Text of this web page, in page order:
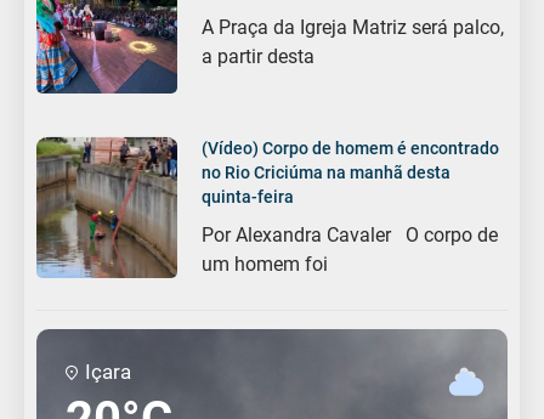
A Praça da Igreja Matriz será palco,
a partir desta
(Vídeo) Corpo de homem é encontrado
no Rio Criciúma na manhã desta
quinta-feira
Por Alexandra Cavaler O corpo de
um homem foi
Içara